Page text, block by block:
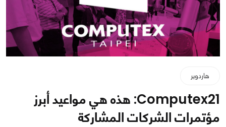
هاردوير
Computex21: هذه هي مواعيد أبرز
مؤتمرات الشركات المشاركة